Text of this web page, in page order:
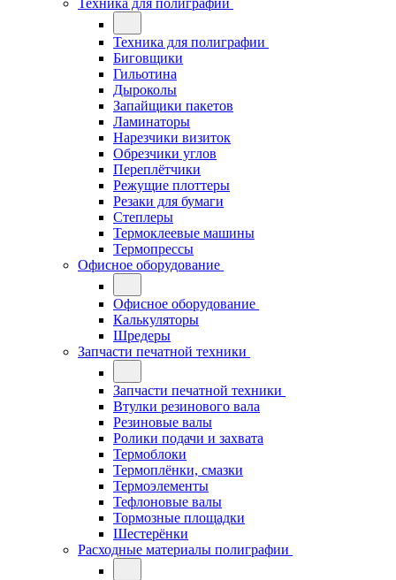
Техника для полиграфии
Техника для полиграфии
Биговщики
Гильотина
Дыроколы
Запайщики пакетов
Ламинаторы
Нарезчики визиток
Обрезчики углов
Переплётчики
Режущие плоттеры
Резаки для бумаги
Степлеры
Термоклеевые машины
Термопрессы
Офисное оборудование
Офисное оборудование
Калькуляторы
Шредеры
Запчасти печатной техники
Запчасти печатной техники
Втулки резинового вала
Резиновые валы
Ролики подачи и захвата
Термоблоки
Термоплёнки, смазки
Термоэлементы
Тефлоновые валы
Тормозные площадки
Шестерёнки
Расходные материалы полиграфии